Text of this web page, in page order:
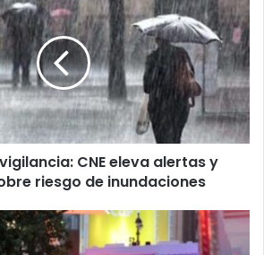
CNE eleva alertas y
riesgo de inundaciones